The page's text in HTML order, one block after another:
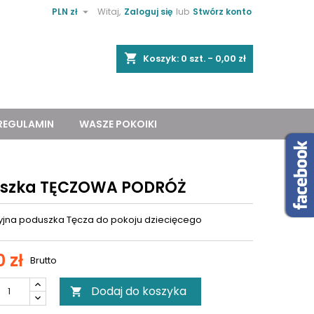
Witaj, Zaloguj się lub Stwórz konto
PLN zł 
shopping_cart Koszyk: 0 szt. - 0,00 zł
WASZE POKOIKI
TĘCZOWA PODRÓŻ
poduszka Tęcza do pokoju dziecięcego
zł Brutto
 Dodaj do koszyka